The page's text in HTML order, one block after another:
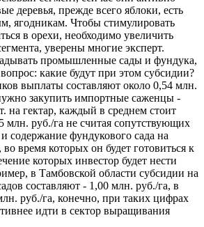
деревья, прежде всего яблоки, есть
ягодникам. Чтобы стимулировать
в орехи, необходимо увеличить
уверены многие эксперт.
промышленные сады и фундука,
какие будут при этом субсидии?
выплаты составляют около 0,54 млн.
закупить импортные саженцы -
гектар, каждый в среднем стоит
млн. руб./га не считая сопутствующих
содержание фундукового сада на
время которых он будет готовиться к
которых инвестор будет нести
в Тамбовской области субсидии на
составляют - 1,00 млн. руб./га, в
руб./га, конечно, при таких цифрах
идти в сектор выращивания